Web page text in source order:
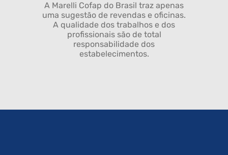
A Marelli Cofap do Brasil traz apenas
uma sugestão de revendas e oficinas.
A qualidade dos trabalhos e dos
profissionais são de total
responsabilidade dos
estabelecimentos.